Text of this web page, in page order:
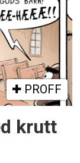
PROFF
krutt